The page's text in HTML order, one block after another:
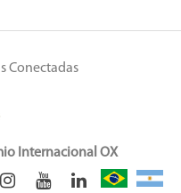
Conectadas
Internacional OX